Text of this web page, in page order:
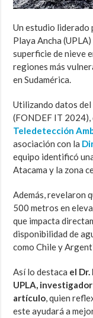
Un estudio liderado
Playa Ancha
superficie de nieve
regiones más
en Sudamérica.
Utilizando datos del
(FONDEF IT
Teledetección
asociación con la
equipo identificó
Atacama y la zona
Además, revelaron
500 metros en
que impacta
disponibilidad de
como Chile y
Así lo destaca el
UPLA,
artículo, quien
este ayudará a